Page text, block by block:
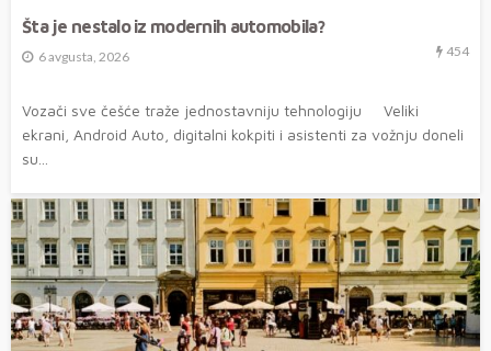
Šta je nestalo iz modernih automobila?
6 avgusta, 2026 454
Vozači sve češće traže jednostavniju tehnologiju Veliki
ekrani, Android Auto, digitalni kokpiti i asistenti za vožnju doneli
su...